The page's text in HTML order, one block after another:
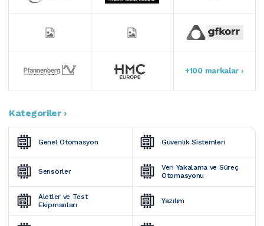
+100 markalar ›
Kategoriler ›
Genel Otomasyon Güvenlik Sistemleri
Sensörler
Veri Yakalama ve Süreç
Otomasyonu
Aletler ve Test
Ekipmanları
Yazılım